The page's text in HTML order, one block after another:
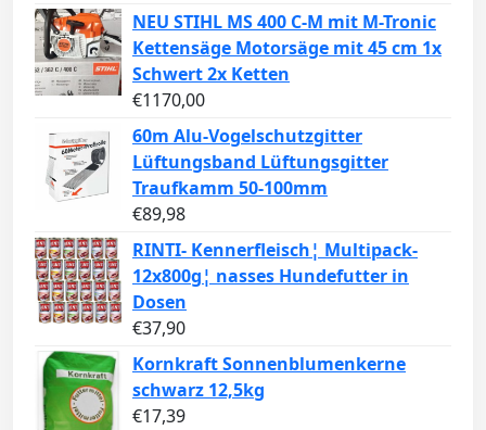
NEU STIHL MS 400 C-M mit M-Tronic
Kettensäge Motorsäge mit 45 cm 1x
Schwert 2x Ketten
€1170,00
60m Alu-Vogelschutzgitter
Lüftungsband Lüftungsgitter
Traufkamm 50-100mm
€89,98
RINTI- Kennerfleisch¦ Multipack-
12x800g¦ nasses Hundefutter in
Dosen
€37,90
Kornkraft Sonnenblumenkerne
schwarz 12,5kg
€17,39